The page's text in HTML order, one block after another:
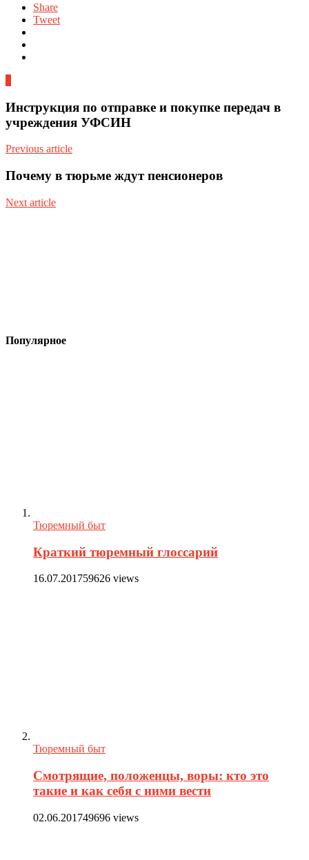
Share
Tweet
Инструкция по отправке и покупке передач в
учреждения УФСИН
Previous article
Почему в тюрьме ждут пенсионеров
Next article
Популярное
Тюремный быт
Краткий тюремный глоссарий
16.07.201759626 views
Тюремный быт
Смотрящие, положенцы, воры: кто это
такие и как себя с ними вести
02.06.201749696 views